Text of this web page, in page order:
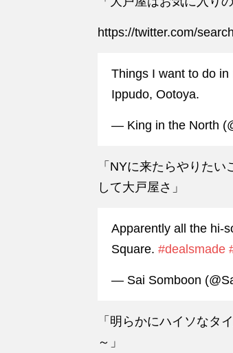
https://twitter.com/
Things I want to do
Ippudo, Ootoya.
— King in the North
「NYに来たらやりた
して大戸屋さ」
Apparently all the hi-
Square. #dealsmade
— Sai Somboon
「明らかにハイソなタ
～」